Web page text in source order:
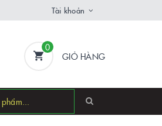
Tài khoản
0
GIỎ HÀNG